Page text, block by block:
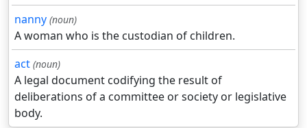
nanny (noun)
A woman who is the custodian of children.
act (noun)
A legal document codifying the result of
deliberations of a committee or society or legislative
body.